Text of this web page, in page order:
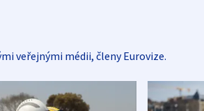
veřejnými médii, členy Eurovize.